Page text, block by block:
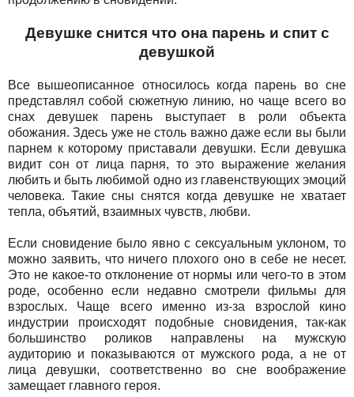
Девушке снится что она парень и спит с
девушкой
Все вышеописанное относилось когда парень во сне
представлял собой сюжетную линию, но чаще всего во
снах девушек парень выступает в роли объекта
обожания. Здесь уже не столь важно даже если вы были
парнем к которому приставали девушки. Если девушка
видит сон от лица парня, то это выражение желания
любить и быть любимой одно из главенствующих эмоций
человека. Такие сны снятся когда девушке не хватает
тепла, объятий, взаимных чувств, любви.
Если сновидение было явно с сексуальным уклоном, то
можно заявить, что ничего плохого оно в себе не несет.
Это не какое-то отклонение от нормы или чего-то в этом
роде, особенно если недавно смотрели фильмы для
взрослых. Чаще всего именно из-за взрослой кино
индустрии происходят подобные сновидения, так-как
большинство роликов направлены на мужскую
аудиторию и показываются от мужского рода, а не от
лица девушки, соответственно во сне воображение
замещает главного героя.